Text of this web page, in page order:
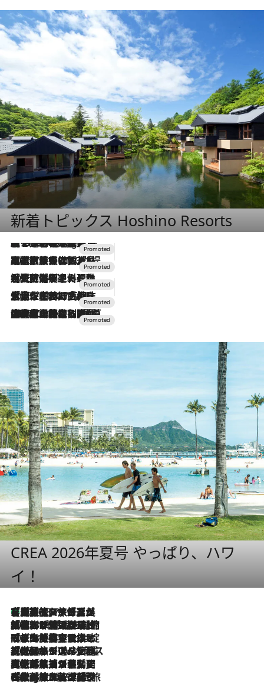
新着トピックス Hoshino Resorts
10 Hours Ago
【トンボの足水浴】ヒノキの香りに包まれて涼感マックス！約13℃の湧水かけ流しを避暑地「星野温泉 トンボの湯」で体験
2026.7.31
【ホテル帰省】という選択肢をOMOが提案。家族とほどよい距離を保つには「昼は実家、夜は気兼ねなくホテルで！」
2026.7.24
【夏限定ディナーコース】旬を迎える稚鮎や花ズッキーニなどをイタリア・トスカーナの郷土料理の手法で満喫！
2026.7.17
「土佐和ハーブかき氷」がOMO7高知に登場！生姜、山椒、大葉など目にも舌にも涼を呼ぶ郷土の味
2026.7.10
NEW OPEN！【界 草津】名湯の地に誕生。趣の異なる2種の温泉と上州ならではの会席・蕎麦割烹など美食を味わう究極の癒やし旅
CREA 2026年夏号 やっぱり、ハワ
イ！
2026.8.7
【厳選旅コスメ】「多機能アイテムがメイン！」旅好き美容エディターが選んだ夏旅ベストコスメを発表【Mサイズジップ】
2026.8.6
「荷物が増えるほど旅ストレスは増す」美容ジャーナリストがたどり着いた最終結論。“化粧品を劇的に減らす”感動の凝縮美容とは
2026.8.6
「旅先には金髪ウィッグを持参」日本と同じメイクでは損してる!? 美容ジャーナリストが提案する“掟破りの旅美容”とは
2026.8.6
【厳選旅コスメ】「身軽さ＆UV対策重視！」ヘアアーティストshucoが選んだ夏旅ベストコスメを発表【Mサイズジップ】
2026.8.5
【厳選旅コスメ】国内をあちこち移動する河井菜摘が選んだ夏旅ベストコスメ発表！「リラックスアイテムはマスト」【Mサイズジップ】
2026.8.4
【厳選旅コスメ】「紫外線＆乾燥対策しながらメイク感も！」ヘア＆メイクGeorgeが選んだ夏旅ベストコスメを発表！【Mサイズジップ】